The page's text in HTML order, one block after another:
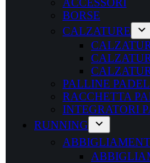
ACCESSORI
BORSE
CALZATURE
PALLINE PADEL
RACCHETTA
INTEGRATORI
RUNNING